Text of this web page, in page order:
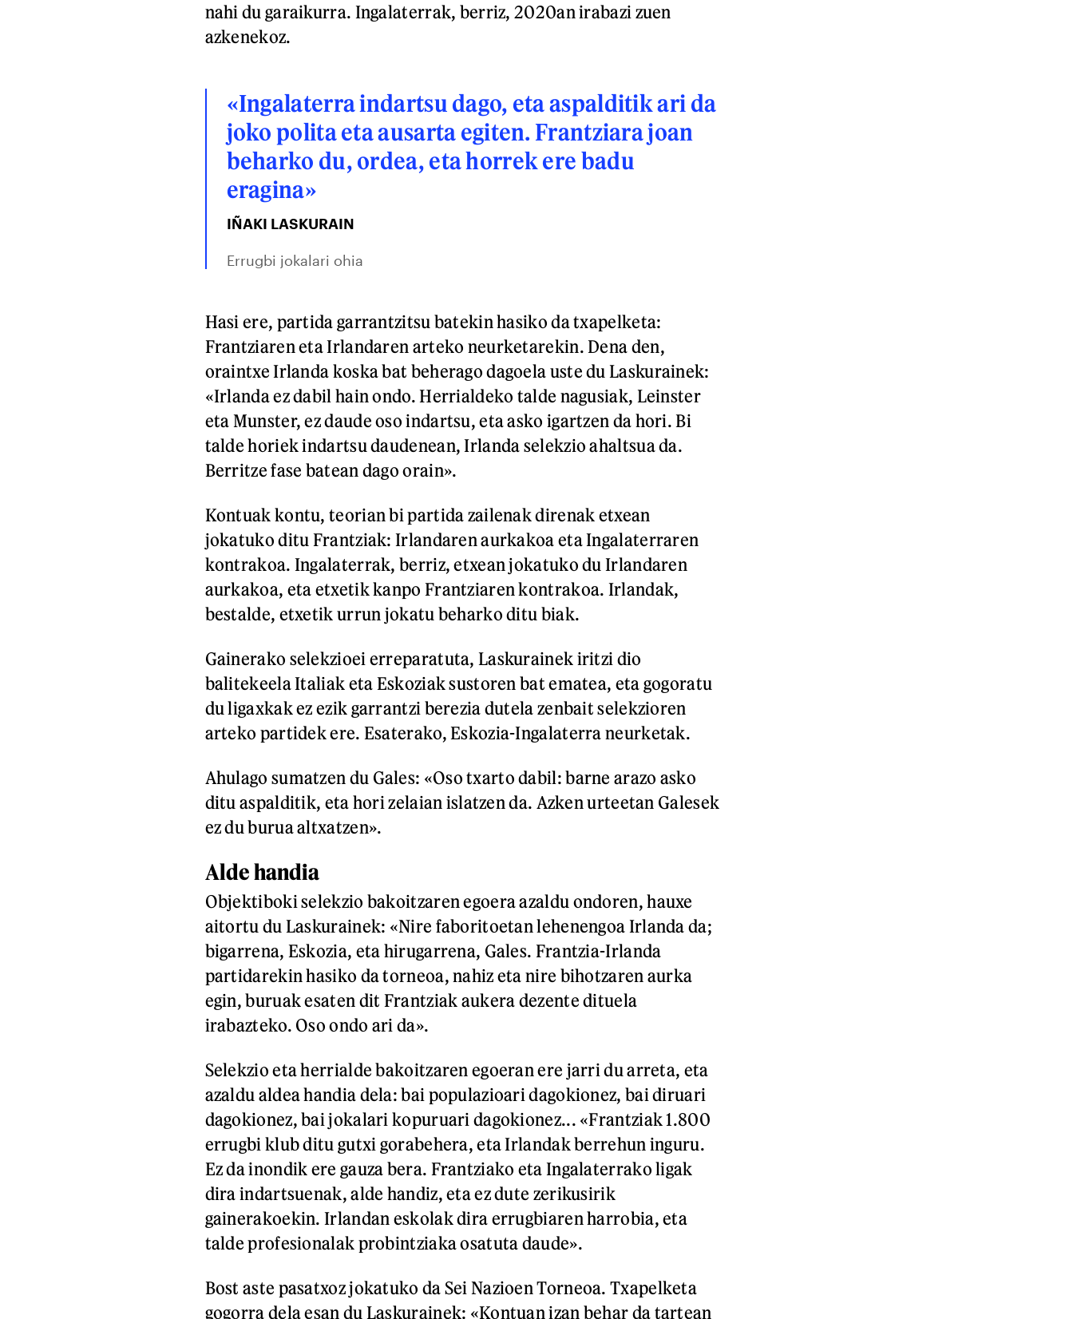
nahi du garaikurra. Ingalaterrak, berriz, 2020an irabazi zuen
azkenekoz.
«Ingalaterra indartsu dago, eta aspalditik ari da
joko polita eta ausarta egiten. Frantziara joan
beharko du, ordea, eta horrek ere badu
eragina»
IÑAKI LASKURAIN
Errugbi jokalari ohia
Hasi ere, partida garrantzitsu batekin hasiko da txapelketa:
Frantziaren eta Irlandaren arteko neurketarekin. Dena den,
oraintxe Irlanda koska bat beherago dagoela uste du Laskurainek:
«Irlanda ez dabil hain ondo. Herrialdeko talde nagusiak, Leinster
eta Munster, ez daude oso indartsu, eta asko igartzen da hori. Bi
talde horiek indartsu daudenean, Irlanda selekzio ahaltsua da.
Berritze fase batean dago orain».
Kontuak kontu, teorian bi partida zailenak direnak etxean
jokatuko ditu Frantziak: Irlandaren aurkakoa eta Ingalaterraren
kontrakoa. Ingalaterrak, berriz, etxean jokatuko du Irlandaren
aurkakoa, eta etxetik kanpo Frantziaren kontrakoa. Irlandak,
bestalde, etxetik urrun jokatu beharko ditu biak.
Gainerako selekzioei erreparatuta, Laskurainek iritzi dio
balitekeela Italiak eta Eskoziak sustoren bat ematea, eta gogoratu
du ligaxkak ez ezik garrantzi berezia dutela zenbait selekzioren
arteko partidek ere. Esaterako, Eskozia-Ingalaterra neurketak.
Ahulago sumatzen du Gales: «Oso txarto dabil: barne arazo asko
ditu aspalditik, eta hori zelaian islatzen da. Azken urteetan Galesek
ez du burua altxatzen».
Alde handia
Objektiboki selekzio bakoitzaren egoera azaldu ondoren, hauxe
aitortu du Laskurainek: «Nire faboritoetan lehenengoa Irlanda da;
bigarrena, Eskozia, eta hirugarrena, Gales. Frantzia-Irlanda
partidarekin hasiko da torneoa, nahiz eta nire bihotzaren aurka
egin, buruak esaten dit Frantziak aukera dezente dituela
irabazteko. Oso ondo ari da».
Selekzio eta herrialde bakoitzaren egoeran ere jarri du arreta, eta
azaldu aldea handia dela: bai populazioari dagokionez, bai diruari
dagokionez, bai jokalari kopuruari dagokionez... «Frantziak 1.800
errugbi klub ditu gutxi gorabehera, eta Irlandak berrehun inguru.
Ez da inondik ere gauza bera. Frantziako eta Ingalaterrako ligak
dira indartsuenak, alde handiz, eta ez dute zerikusirik
gainerakoekin. Irlandan eskolak dira errugbiaren harrobia, eta
talde profesionalak probintziaka osatuta daude».
Bost aste pasatxoz jokatuko da Sei Nazioen Torneoa. Txapelketa
gogorra dela esan du Laskurainek: «Kontuan izan behar da tartean